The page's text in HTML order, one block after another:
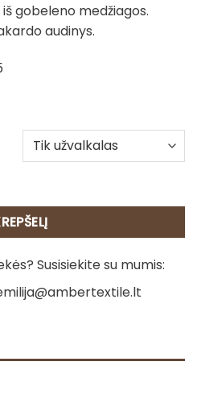
gobeleno medžiagos.
audinys.
pagalvėlė – Vijokliai
Susisiekite su mumis: